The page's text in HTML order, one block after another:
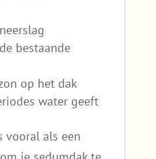
bestaande
op het dak
water geeft
vooral als een